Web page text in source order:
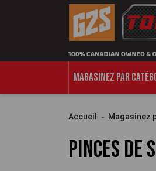
MAGASINEZ PAR
Accueil Magasinez
Pinces de